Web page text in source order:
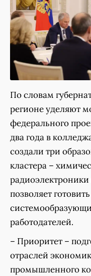
По словам
регионе уделяют
федерального
два года в
создали три
кластера –
радиоэлектроники
позволяет
работодателей.
– Приоритет –
отраслей
промышленного